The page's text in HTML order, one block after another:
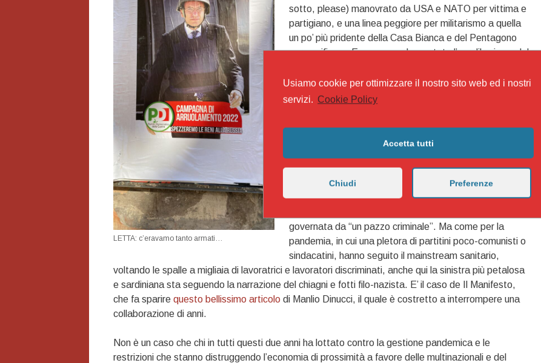
LETTA: c’eravamo tanto armati…
sotto, please) manovrato da USA e NATO per vittima e
partigiano, e una linea peggiore per militarismo a quella
un po’ più pridente della Casa Bianca e del Pentagono
per pacifismo. Ecco a cosa ha portato l’euroliberismo del
complimenti.
cantante banderista che cambiando le parole di Bella
ciao fa poesia sulla guerra antirussa, ad artisti ricattati
sndaco Sala, a professori universitari che cercano un
ragionamento politico, all’ostracismo di gatti russi a
mostra felina, un disegno lucido di odio sociale che dai
governata da “un pazzo criminale”. Ma come per la
pandemia, in cui una pletora di partitini poco-comunisti o
sindacatini, hanno seguito il mainstream sanitario,
voltando le spalle a migliaia di lavoratrici e lavoratori discriminati, anche qui la sinistra più petalosa
e sardiniana sta seguendo la narrazione del chiagni e fotti filo-nazista. E’ il caso de Il Manifesto,
che fa sparire questo bellissimo articolo di Manlio Dinucci, il quale è costretto a interrompere una
collaborazione di anni.
Non è un caso che chi in tutti questi due anni ha lottato contro la gestione pandemica e le
restrizioni che stanno distruggendo l’economia di prossimità a favore delle multinazionali e del
Usiamo cookie per ottimizzare il nostro sito web ed i nostri
servizi. Cookie Policy
Accetta tutti
Chiudi Preferenze